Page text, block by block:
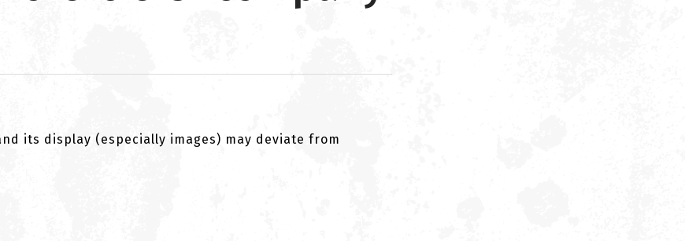
its display (especially images) may deviate from